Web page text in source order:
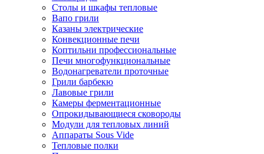
Столы и шкафы тепловые
Вапо грили
Казаны электрические
Конвекционные печи
Коптильни профессиональные
Печи многофункциональные
Водонагреватели проточные
Грили барбекю
Лавовые грили
Камеры ферментационные
Опрокидывающиеся сковороды
Модули для тепловых линий
Аппараты Sous Vide
Тепловые полки